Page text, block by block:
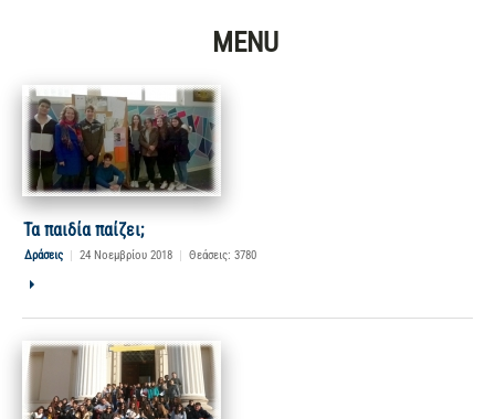
MENU
Τα παιδία παίζει;
Δράσεις | 24 Νοεμβρίου 2018 | Θεάσεις: 3780